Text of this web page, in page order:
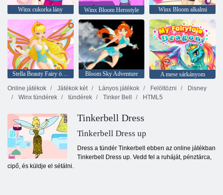
Winx cukorka lány Winx Bloom Herostyle Winx Bloom alkalmi
Stella Beauty Fairy öltöztetős Bloom Sky Adventure
A mese sárkányom
Online játékok
Játékok két Lányos játékok Felöltözni
Disney
Winx tündérek
tündérek Tinker Bell HTML5
Tinkerbell Dress
Tinkerbell Dress up
Dress a tündér Tinkerbell ebben az online játékban
Tinkerbell Dress up. Vedd fel a ruháját, pénztárca,
cipő, és küldje el sétálni.